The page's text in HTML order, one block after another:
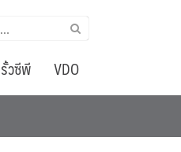
วซีพี VDO